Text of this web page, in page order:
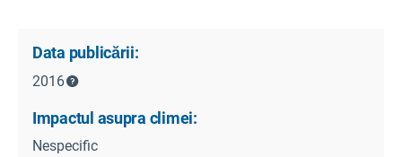
Data publicării:
2016
Impactul asupra climei:
Nespecific